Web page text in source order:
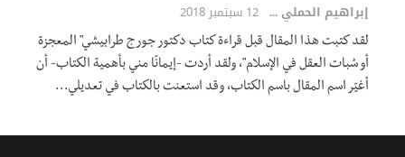
إبراهيم الحملي 12 سبتمبر 2018
لقد كتبت هذا المقال قبل قراءة كتاب دكتور جورج طرابيشي" المعجزة
أو سُبات العقل في الإسلام"، ولقد أردت -إيمانًا مني بأهمية الكتاب- أن
أغيّر اسم المقال باسم الكتاب، وقد استعنت بالكتاب في تعديلي…